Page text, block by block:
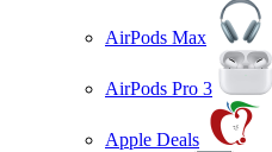
AirPods Max
AirPods Pro 3
Apple Deals